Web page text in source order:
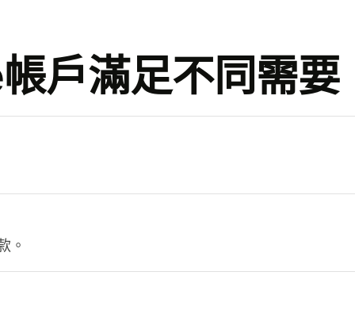
戶滿足不同需要
。